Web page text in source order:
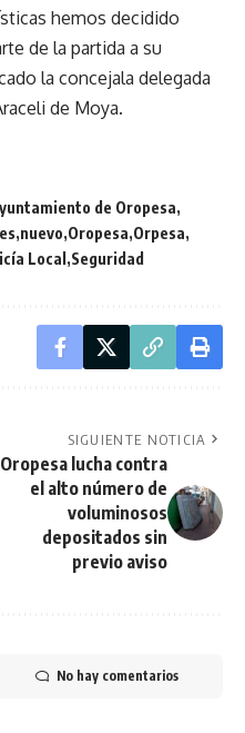
hemos decidido
de la partida a su
la concejala delegada
de Moya.
de Oropesa
nuevo Oropesa Orpesa
Local Seguridad
SIGUIENTE NOTICIA
Oropesa lucha contra
el alto número de
voluminosos
depositados sin
previo aviso
No hay comentarios